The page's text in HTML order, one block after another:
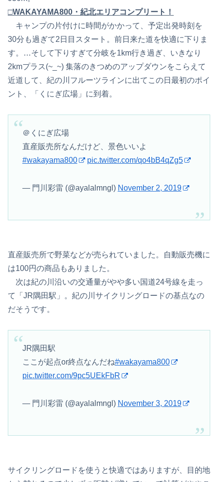
□WAKAYAMA800・紀北エリアコンプリート！
キャンプの片付けに時間がかかって、予定出発時刻を
30分も過ぎて2日目スタート。前日来た道を快適に下りま
す。…そして下りすぎて分岐を1km行き過ぎ、いきなり
2kmプラス(~_~) 集落のきつめのアップダウンをこらえて
近道して、紀の川フルーツラインに出てこの日最初のポイ
ント、「くにぎ広場」に到着。
＠くにぎ広場
直産販売所なんだけど、景色いいよ
#wakayama800
pic.twitter.com/qo4bB4qZg5
— 門川彩雷 (@ayalalmngl) November 2, 2019
直産販売所で野菜などが売られていました。自動販売機に
は100円の商品もありました。
次は紀の川沿いの交通量がやや多い国道24号線を走っ
て「JR隅田駅」。紀の川サイクリングロードの基点なの
だそうです。
JR隅田駅
ここが起点or終点なんだね#wakayama800
pic.twitter.com/9pc5UEkFbR
— 門川彩雷 (@ayalalmngl) November 3, 2019
サイクリングロードを使うと快適ではありますが、目的地